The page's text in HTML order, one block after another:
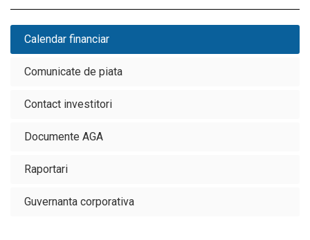
Calendar financiar
Comunicate de piata
Contact investitori
Documente AGA
Raportari
Guvernanta corporativa